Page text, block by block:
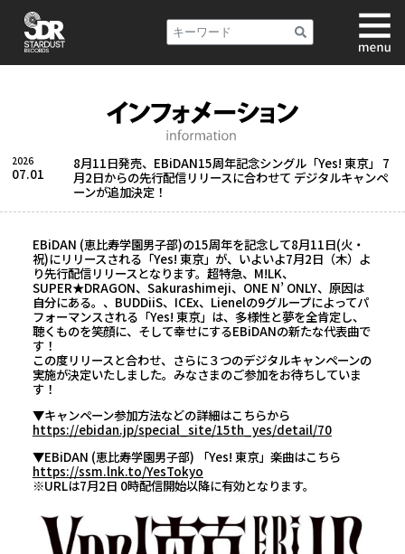
2026
07.01
8月11日発売、EBiDAN15周年記念シングル「Yes! 東京」 7
月2日からの先行配信リリースに合わせて デジタルキャンペ
ーンが追加決定！
EBiDAN (恵比寿学園男子部)の15周年を記念して8月11日(火・
祝)にリリースされる「Yes! 東京」が、いよいよ7月2日（木）よ
り先行配信リリースとなります。超特急、M!LK、
SUPER★DRAGON、Sakurashimeji、ONE N’ ONLY、原因は
自分にある。、BUDDiiS、ICEx、Lienelの9グループによってパ
フォーマンスされる「Yes! 東京」は、多様性と夢を全肯定し、
聴くものを笑顔に、そして幸せにするEBiDANの新たな代表曲で
す！
この度リリースと合わせ、さらに３つのデジタルキャンペーンの
実施が決定いたしました。みなさまのご参加をお待ちしていま
す！
▼キャンペーン参加方法などの詳細はこちらから
https://ebidan.jp/special_site/15th_yes/detail/70
▼EBiDAN (恵比寿学園男子部) 「Yes! 東京」楽曲はこちら
https://ssm.lnk.to/YesTokyo
※URLは7月2日 0時配信開始以降に有効となります。